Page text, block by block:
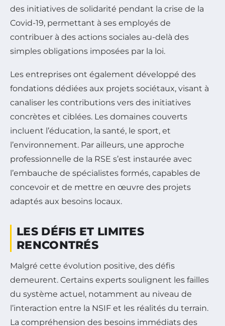
des initiatives de solidarité pendant la crise de la
Covid-19, permettant à ses employés de
contribuer à des actions sociales au-delà des
simples obligations imposées par la loi.
Les entreprises ont également développé des
fondations dédiées aux projets sociétaux, visant à
canaliser les contributions vers des initiatives
concrètes et ciblées. Les domaines couverts
incluent l’éducation, la santé, le sport, et
l’environnement. Par ailleurs, une approche
professionnelle de la RSE s’est instaurée avec
l’embauche de spécialistes formés, capables de
concevoir et de mettre en œuvre des projets
adaptés aux besoins locaux.
LES DÉFIS ET LIMITES
RENCONTRÉS
Malgré cette évolution positive, des défis
demeurent. Certains experts soulignent les failles
du système actuel, notamment au niveau de
l’interaction entre la NSIF et les réalités du terrain.
La compréhension des besoins immédiats des